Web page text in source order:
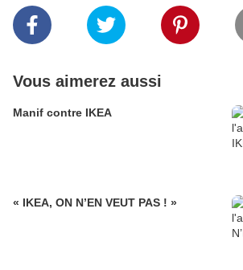
Vous aimerez aussi
Manif contre IKEA
« IKEA, ON N’EN VEUT PAS ! »